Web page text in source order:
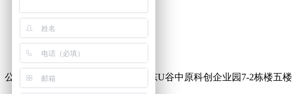
兽用B超动态
新闻动态
成功案例
联系我们
公司地址：郑州市中原区化工路联东U谷中原科创企业园7-2栋楼五楼